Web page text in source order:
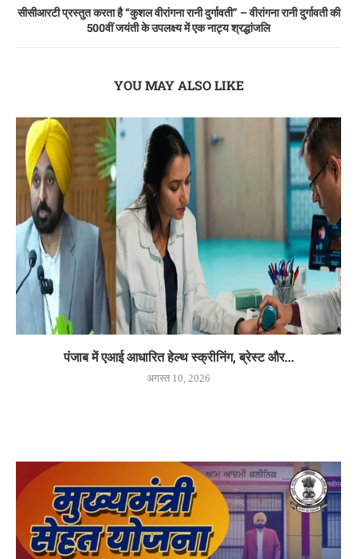
सीसीआरटी प्रस्तुत करता है “कुशल वीरांगना रानी दुर्गावती” – वीरांगना रानी दुर्गावती की
500वीं जयंती के उपलक्ष्य में एक नाट्य श्रद्धांजलि
YOU MAY ALSO LIKE
पंजाब में एआई आधारित हेल्थ स्क्रीनिंग, ब्रेस्ट और...
अगस्त 10, 2026